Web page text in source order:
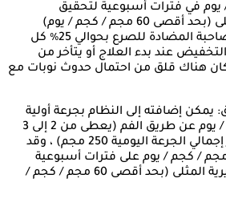
/ كجم / يوم في فترات أسبوعية لتحقيق
الاستجابة السريرية المثلى (بحد أقصى 60 مجم / كجم / يوم)
؛ تقليل جرعة الأدوية المصاحبة المضادة للصرع بحوالي 25٪ كل
عند بدء العلاج أو يتأخر من
هناك قلق من احتمال حدوث نوبات مع
يمكن إضافته إلى النظام بجرعة أولية
من 10 إلى 15 مجم / كجم / يوم عن طريق الفم (يعطى من 2 إلى 3
جرعات مقسمة إذا تجاوز إجمالي الجرعة اليومية 250 مجم) ، وقد
الجرعة من 5 إلى 10 مجم / كجم / يوم على فترات أسبوعية
لتحقيق الاستجابة السريرية المثلى (بحد أقصى 60 مجم / كجم /